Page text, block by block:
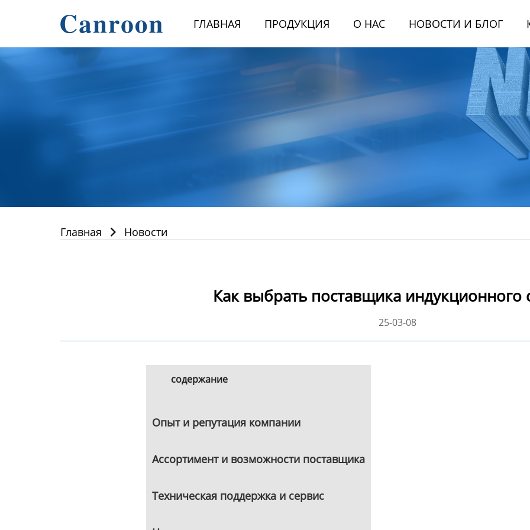
ГЛАВНАЯ ПРОДУКЦИЯ О НАС НОВОСТИ И БЛОГ
Продукция
Главная  Новости
Как выбрать поставщика индукционного
25-03-08
содержание
Опыт и репутация компании
Ассортимент и возможности поставщика
Техническая поддержка и сервис